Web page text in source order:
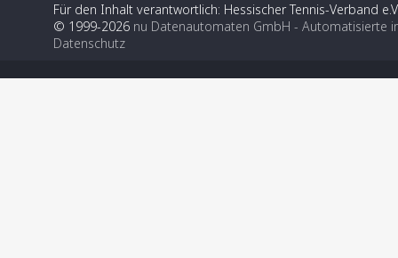
Für den Inhalt verantwortlich: Hessischer Tennis-Verband
© 1999-2026 nu Datenautomaten GmbH - Automatisierte
Datenschutz